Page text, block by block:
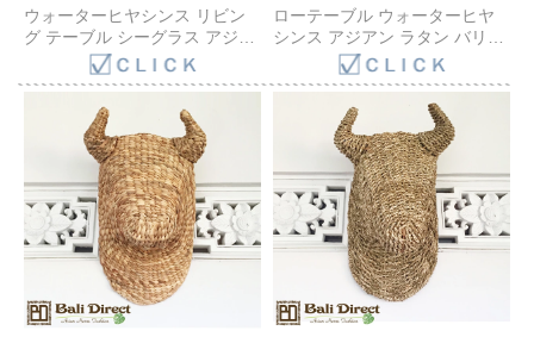
ウォーターヒヤシンス リビン
グ テーブル シーグラス アジア
アジアンテイスト ガラス コー
ヒー テーブル ナチュラル 一人
暮らし テーブル アジアン家具
バリ T135AT
ローテーブル ウォーターヒヤ
シンス アジアン ラタン バリ家
具 ナチュラル ウォーターヒヤ
シンス アジアン バリ アジアン
家具 ガラス コーヒー テーブル
アジアン家具 北欧 木製